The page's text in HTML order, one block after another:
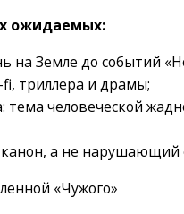
ожидаемых:
на Земле до событий
триллера и драмы;
тема человеческой
а не нарушающий
«Чужого»